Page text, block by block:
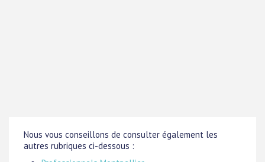
Nous vous conseillons de consulter également les
autres rubriques ci-dessous :